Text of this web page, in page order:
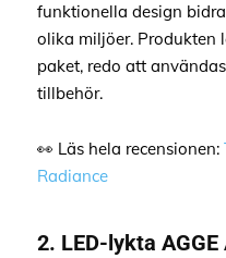
funktionella design
olika miljöer. Produkten
paket, redo att
tillbehör.
👀 Läs hela recensionen:
Radiance
2. LED-lykta